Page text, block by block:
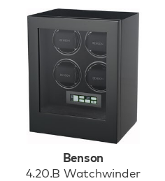
Benson
4.20.B Watchwinder